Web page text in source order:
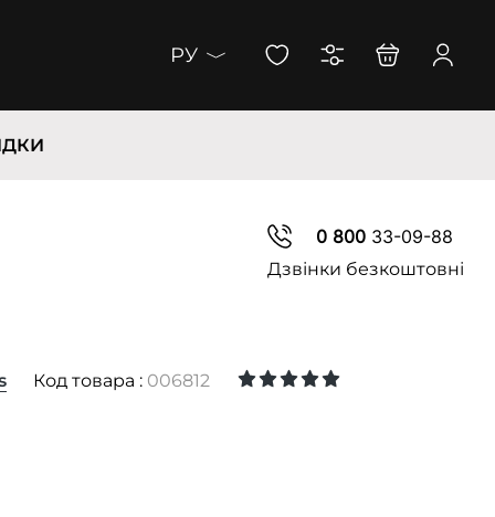
РУ
0 80033-09-88
Дзвінки безкоштовні
Код товара : 006812